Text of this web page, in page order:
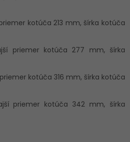
kotúča 213 mm, šírka kotúča
priemer kotúča 277 mm, šírka
kotúča 316 mm, šírka kotúča
priemer kotúča 342 mm, šírka